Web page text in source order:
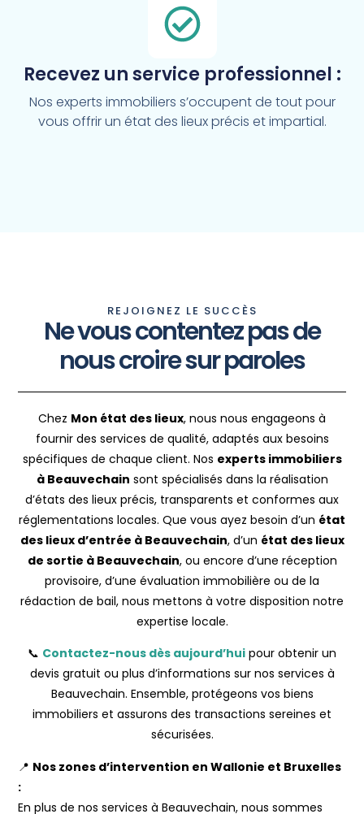
Recevez un service professionnel :
Nos experts immobiliers s’occupent de tout pour
vous offrir un état des lieux précis et impartial.
REJOIGNEZ LE SUCCÈS
Ne vous contentez pas de
nous croire sur paroles
Chez Mon état des lieux, nous nous engageons à
fournir des services de qualité, adaptés aux besoins
spécifiques de chaque client. Nos experts immobiliers
à Beauvechain sont spécialisés dans la réalisation
d’états des lieux précis, transparents et conformes aux
réglementations locales. Que vous ayez besoin d’un état
des lieux d’entrée à Beauvechain, d’un état des lieux
de sortie à Beauvechain, ou encore d’une réception
provisoire, d’une évaluation immobilière ou de la
rédaction de bail, nous mettons à votre disposition notre
expertise locale.
📞 Contactez-nous dès aujourd’hui pour obtenir un
devis gratuit ou plus d’informations sur nos services à
Beauvechain. Ensemble, protégeons vos biens
immobiliers et assurons des transactions sereines et
sécurisées.
📍 Nos zones d’intervention en Wallonie et Bruxelles
:
En plus de nos services à Beauvechain, nous sommes